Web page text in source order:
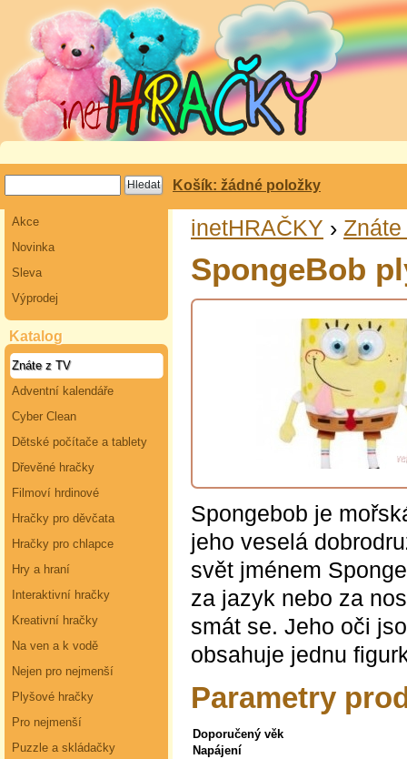
Košík: žádné položky
Akce
Novinka
Sleva
Výprodej
Katalog
Znáte z TV
Adventní kalendáře
Cyber Clean
Dětské počítače a tablety
Dřevěné hračky
Filmoví hrdinové
Hračky pro děvčata
Hračky pro chlapce
Hry a hraní
Interaktivní hračky
Kreativní hračky
Na ven a k vodě
Nejen pro nejmenší
Plyšové hračky
Pro nejmenší
Puzzle a skládačky
inetHRAČKY ›
SpongeBob
Spongebob je
jeho veselá
svět jménem
za jazyk nebo za
smát se. Jeho oči
obsahuje jednu
Parametry
Doporučený věk
Napájení